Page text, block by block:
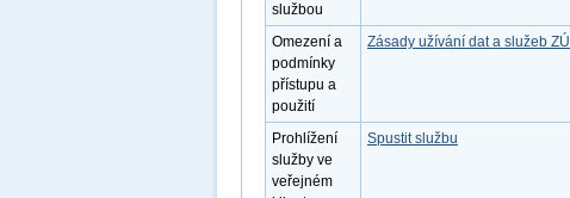
službou
Omezení a
podmínky
přístupu a
použití
Zásady užívání dat a služeb ZÚ
Prohlížení
služby ve
veřejném
Spustit službu